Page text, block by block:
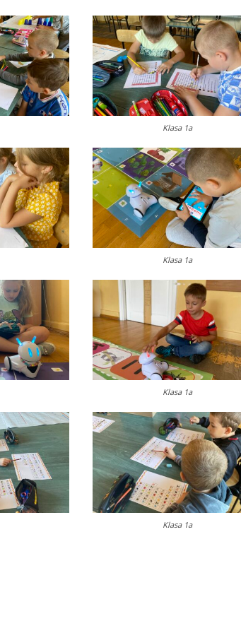
Klasa 1a
Klasa 1a
Klasa 1a
Klasa 1a